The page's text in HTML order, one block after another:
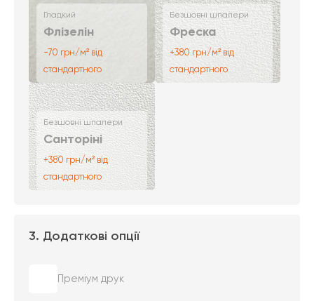
Гладкий
Флізелін
-70 грн/м² від
стандартного
Безшовні шпалери
Фреска
+380 грн/м² від
стандартного
Безшовні шпалери
Санторіні
+380 грн/м² від
стандартного
3. Додаткові опції
Преміум друк